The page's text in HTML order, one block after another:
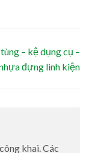
– kệ dụng cụ –
đựng linh kiện
khai.Các